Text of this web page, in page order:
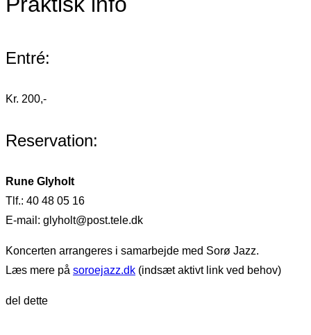
Entré:
Kr. 200,-
Reservation:
Rune Glyholt
Tlf.: 40 48 05 16
E-mail: glyholt@post.tele.dk
Koncerten arrangeres i samarbejde med Sorø Jazz.
Læs mere på soroejazz.dk (indsæt aktivt link ved behov)
del dette